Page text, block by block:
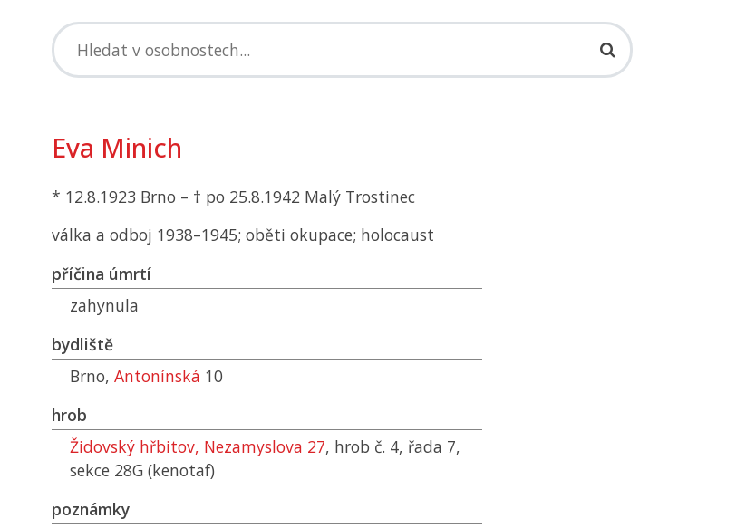
Eva Minich
* 12.8.1923 Brno – † po 25.8.1942 Malý Trostinec
válka a odboj 1938–1945; oběti okupace; holocaust
příčina úmrtí
zahynula
bydliště
Brno, Antonínská 10
hrob
Židovský hřbitov, Nezamyslova 27, hrob č. 4, řada 7,
sekce 28G (kenotaf)
poznámky